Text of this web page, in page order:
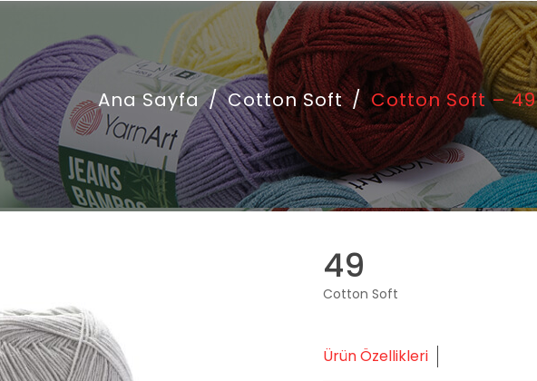
Ana Sayfa / Cotton Soft / Cotton Soft – 49
49
Cotton Soft
Ürün Özellikleri